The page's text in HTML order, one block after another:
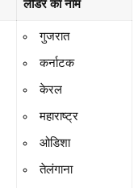
लीडरकानाम
गुजरात
कर्नाटक
केरल
महाराष्ट्र
ओडिशा
तेलंगाना